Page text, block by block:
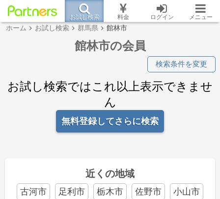
お試し検索 料金 ログイン メニュー
ホーム お試し検索 群馬県 館林市
館林市の会員
検索条件を変更
お試し検索ではこれ以上表示できませ
ん
無料登録してさらに検索
近くの地域
古河市 足利市 栃木市 佐野市
小山市